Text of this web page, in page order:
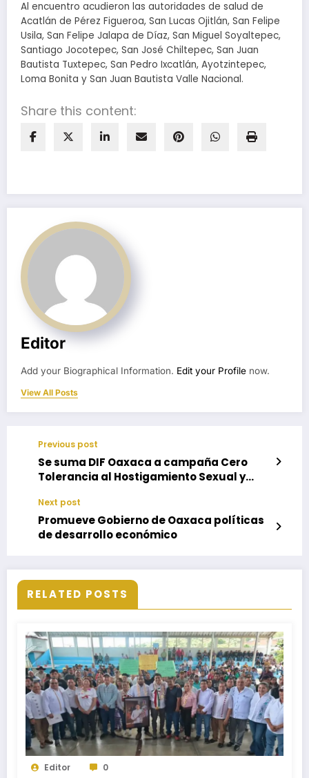
Al encuentro acudieron las autoridades de salud de
Acatlán de Pérez Figueroa, San Lucas Ojitlán, San Felipe
Usila, San Felipe Jalapa de Díaz, San Miguel Soyaltepec,
Santiago Jocotepec, San José Chiltepec, San Juan
Bautista Tuxtepec, San Pedro Ixcatlán, Ayotzintepec,
Loma Bonita y San Juan Bautista Valle Nacional.
Share this content:
Editor
Add your Biographical Information. Edit your Profile now.
View All Posts
Previous post
Se suma DIF Oaxaca a campaña Cero
Tolerancia al Hostigamiento Sexual y
Next post
Promueve Gobierno de Oaxaca políticas
de desarrollo económico
RELATED POSTS
Editor 0